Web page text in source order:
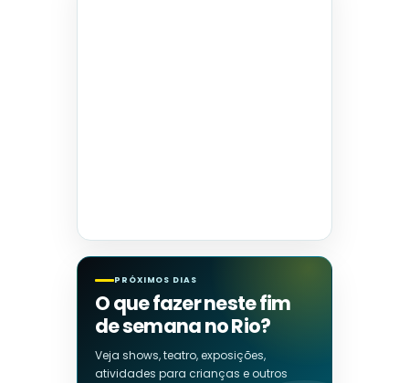
PRÓXIMOS DIAS
O que fazer neste fim
de semana no Rio?
Veja shows, teatro, exposições,
atividades para crianças e outros